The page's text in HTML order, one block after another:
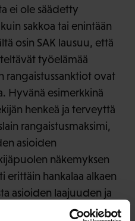
ei ole säädetty
sakkoa tai enintään
osin SAK lausuu, että
työelämää
rangaistussanktiot ovat
Hyvänä esimerkkinä
henkeä ja terveyttä
rangaistusmaksimi,
asioiden
näkemyksen
erittäin hankalaa alkaen
asioiden laajuuden ja
sekä